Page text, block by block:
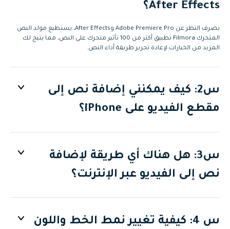
After Effects؟
بصرف النظر عن Adobe Premiere Pro وAfter Effects، يستطيع مولد النص
المتحرك Filmora تطبيق أكثر من 100 تأثير متحرك على النص، مما يتيح لك
المزيد من الخيارات لإعادة تحرير طريقة أداء النص.
س2: كيف يمكنني إضافة نص إلى
مقطع الفيديو على iPhone؟
س3: هل هناك أي طريقة لإضافة
نص إلى الفيديو عبر الإنترنت؟
س 4: كيفية تغيير نمط الخط واللون